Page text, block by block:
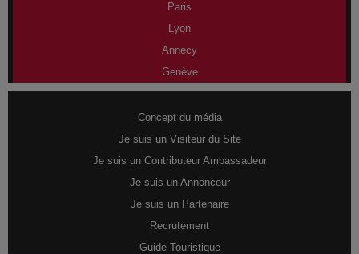
Paris
Lyon
Annecy
Genève
Concept du média
Je suis un Visiteur du Site
Je suis un Contributeur Ambassadeur
Je suis un Annonceur
Je suis un Partenaire
Recrutement
Guide Touristique